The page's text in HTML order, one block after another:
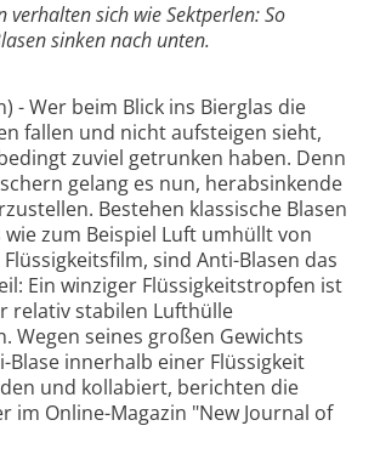
verhalten sich wie Sektperlen: So
sinken nach unten.
- Wer beim Blick ins Bierglas die
fallen und nicht aufsteigen sieht,
zuviel getrunken haben. Denn
gelang es nun, herabsinkende
Bestehen klassische Blasen
wie zum Beispiel Luft umhüllt von
sind Anti-Blasen das
Ein winziger Flüssigkeitstropfen ist
relativ stabilen Lufthülle
Wegen seines großen Gewichts
Blase innerhalb einer Flüssigkeit
und kollabiert, berichten die
im Online-Magazin "New Journal of